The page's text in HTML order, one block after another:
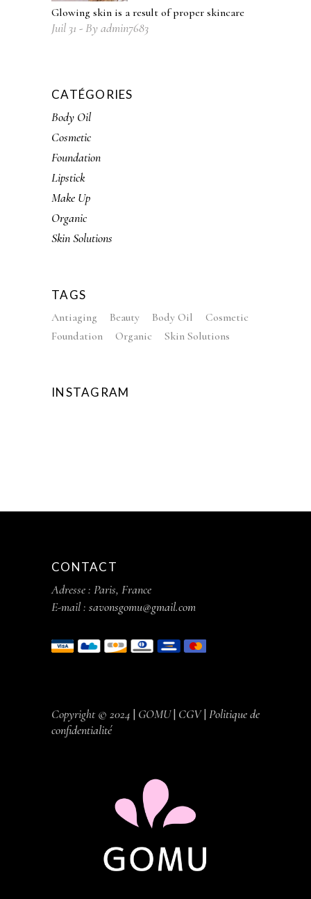
Glowing skin is a result of proper skincare
Juil 31 Byadmin7683
CATÉGORIES
Body Oil
Cosmetic
Foundation
Lipstick
Make Up
Organic
Skin Solutions
TAGS
Antiaging Beauty Body Oil
Cosmetic
Foundation
Organic Skin Solutions
INSTAGRAM
CONTACT
Adresse : Paris, France
E-mail : savonsgomu@gmail.com
Copyright © 2024 | GOMU| CGV|Politique de
confidentialité